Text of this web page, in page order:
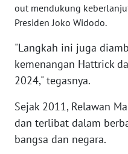
out mendukung
Presiden Joko Widodo.
"Langkah ini juga
kemenangan Hattrick
2024," tegasnya.
Sejak 2011, Relawan
dan terlibat dalam
bangsa dan negara.
WN
WN
SULBAR
BABEL